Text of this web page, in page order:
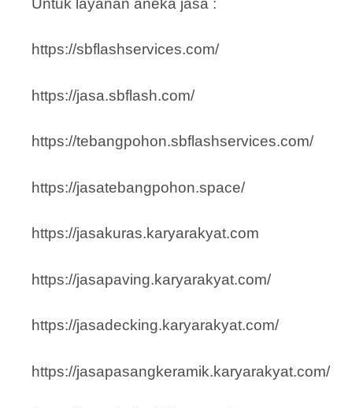
Untuk layanan aneka jasa :
https://sbflashservices.com/
https://jasa.sbflash.com/
https://tebangpohon.sbflashservices.com/
https://jasatebangpohon.space/
https://jasakuras.karyarakyat.com
https://jasapaving.karyarakyat.com/
https://jasadecking.karyarakyat.com/
https://jasapasangkeramik.karyarakyat.com/